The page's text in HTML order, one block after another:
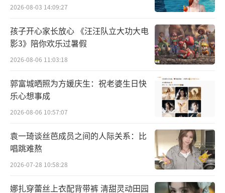
不被主打歌定义 B side的歌和人都值得用
心感受
蔡健雅强调，所谓A面跟B面不是指正反两
面，而是每一个人都有很多不同面向，最社会
化、最被世界接受、常用来面对大众的那一面
可以定义是A面。但是回到家、面对家人、朋
友，甚至宠物，都会有不一样的面向，而这些
不常被看见的面向，都可以是你的B面。
“B side的蔡健雅，除了你们在社群上看
到的作甜点、针织、种植物、后空翻、画画的
蔡健雅，其实很多时候也在我的音乐里出现，
2026-08-03 14:09:27
孩子开心家长放心 《汪汪队立大功大电
影3》陪你欢乐过暑假
2026-08-06 11:03:18
郭富城晒照为方媛庆生：祝老婆生日快
乐心想事成
2026-08-06 10:57:07
袁一琦谈丝芭成员之间的人际关系：比
唱跳难熬
2026-07-28 10:58:28
娜扎穿蕾丝上衣配背带裤 清甜灵动田园